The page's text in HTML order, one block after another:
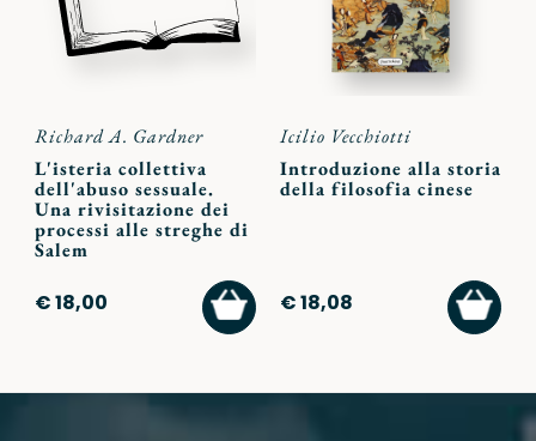
Richard A. Gardner
L'isteria collettiva
dell'abuso sessuale.
Una rivisitazione dei
processi alle streghe di
Salem
€ 18,00
AGGIUNGI
AL
CARRELLO
Icilio Vecchiotti
Introduzione alla storia
della filosofia cinese
€ 18,08
AL